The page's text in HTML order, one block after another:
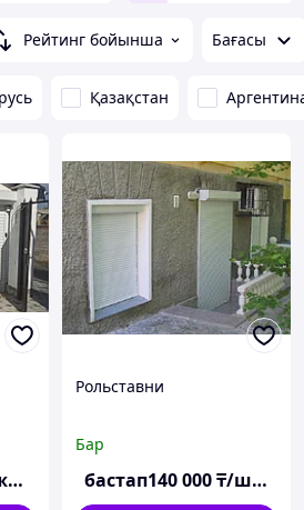
Рейтинг бойынша Бағасы
Қазақстан
Рольставни
Бар
бастап140 000₸/шаршы м